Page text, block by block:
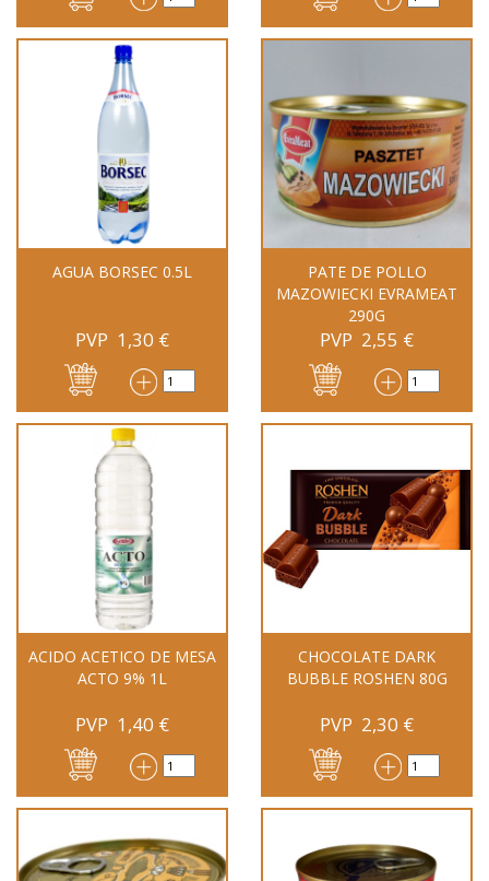
AGUA BORSEC 0.5L
PVP 1,30 €
PATE DE POLLO
MAZOWIECKI EVRAMEAT
290G
PVP 2,55 €
ACIDO ACETICO DE MESA
ACTO 9% 1L
PVP 1,40 €
CHOCOLATE DARK
BUBBLE ROSHEN 80G
PVP 2,30 €